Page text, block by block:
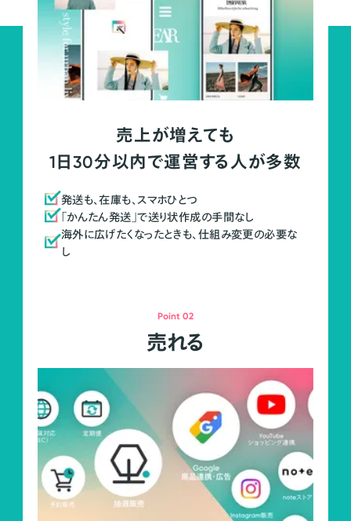
売上が増えても
1日30分以内で運営する人が多数
発送も、在庫も、スマホひとつ
「かんたん発送」で送り状作成の手間なし
海外に広げたくなったときも、仕組み変更の必要な
し
Point 02
売れる